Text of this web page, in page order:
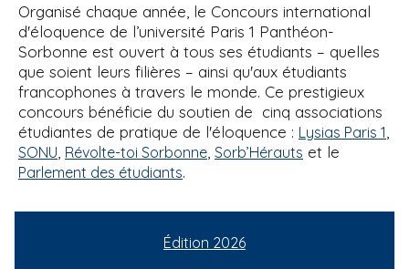
Organisé chaque année, le Concours international
d'éloquence de l’université Paris 1 Panthéon-
Sorbonne est ouvert à tous ses étudiants – quelles
que soient leurs filières – ainsi qu'aux étudiants
francophones à travers le monde. Ce prestigieux
concours bénéficie du soutien de cinq associations
étudiantes de pratique de l'éloquence : Lysias Paris 1
SONU Révolte-toi Sorbonne Sorb’Hérauts et le
Parlement des étudiants.
Édition 2026